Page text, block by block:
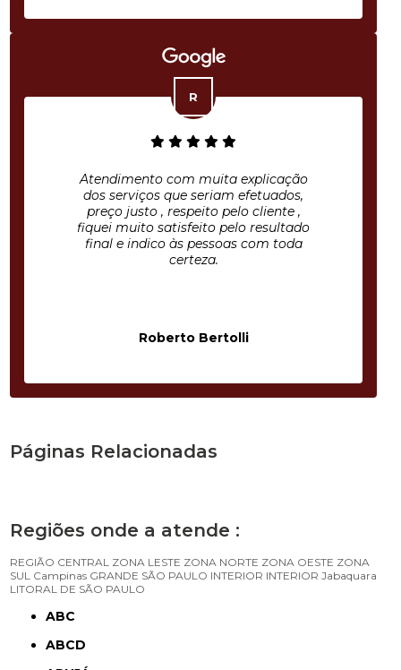
Atendimento com muita explicação
dos serviços que seriam efetuados,
preço justo , respeito pelo cliente ,
fiquei muito satisfeito pelo resultado
final e indico às pessoas com toda
certeza.
Roberto Bertolli
Páginas Relacionadas
Regiões onde a atende :
REGIÃO CENTRAL ZONA LESTE ZONA NORTE ZONA OESTE ZONA
SUL Campinas GRANDE SÃO PAULO INTERIOR INTERIOR Jabaquara
LITORAL DE SÃO PAULO
ABC
ABCD